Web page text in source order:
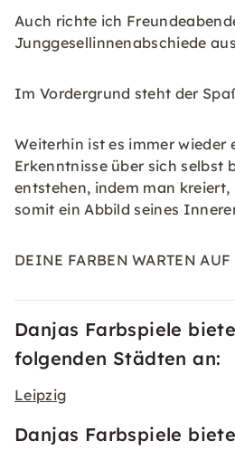
Auch richte ich
Junggesellinnenabschiede
Im Vordergrund steht der
Weiterhin ist es immer wieder
Erkenntnisse über sich selbst
entstehen, indem man
somit ein Abbild seines
DEINE FARBEN WARTEN
Danjas Farbspiele
folgenden Städten an:
Leipzig
Danjas Farbspiele